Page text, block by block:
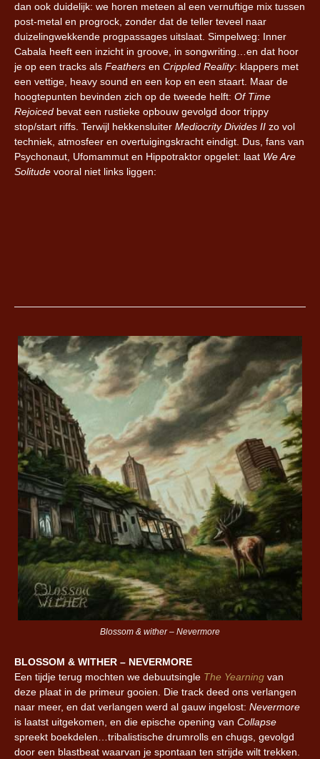
dan ook duidelijk: we horen meteen al een vernuftige mix tussen
post-metal en progrock, zonder dat de teller teveel naar
duizelingwekkende progpassages uitslaat. Simpelweg: Inner
Cabala heeft een inzicht in groove, in songwriting…en dat hoor
je op een tracks als Feathers en Crippled Reality: klappers met
een vettige, heavy sound en een kop en een staart. Maar de
hoogtepunten bevinden zich op de tweede helft: Of Time
Rejoiced bevat een rustieke opbouw gevolgd door trippy
stop/start riffs. Terwijl hekkensluiter Mediocrity Divides II zo vol
techniek, atmosfeer en overtuigingskracht eindigt. Dus, fans van
Psychonaut, Ufomammut en Hippotraktor opgelet: laat We Are
Solitude vooral niet links liggen:
Blossom & wither – Nevermore
BLOSSOM & WITHER – NEVERMORE
Een tijdje terug mochten we debuutsingle The Yearning van
deze plaat in de primeur gooien. Die track deed ons verlangen
naar meer, en dat verlangen werd al gauw ingelost: Nevermore
is laatst uitgekomen, en die epische opening van Collapse
spreekt boekdelen…tribalistische drumrolls en chugs, gevolgd
door een blastbeat waarvan je spontaan ten strijde wilt trekken.